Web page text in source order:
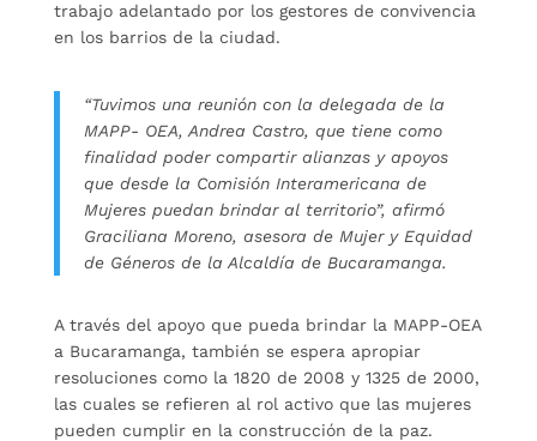
trabajo adelantado por los gestores de convivencia
en los barrios de la ciudad.
“Tuvimos una reunión con la delegada de la
MAPP- OEA, Andrea Castro, que tiene como
finalidad poder compartir alianzas y apoyos
que desde la Comisión Interamericana de
Mujeres puedan brindar al territorio”, afirmó
Graciliana Moreno, asesora de Mujer y Equidad
de Géneros de la Alcaldía de Bucaramanga.
A través del apoyo que pueda brindar la MAPP-OEA
a Bucaramanga, también se espera apropiar
resoluciones como la 1820 de 2008 y 1325 de 2000,
las cuales se refieren al rol activo que las mujeres
pueden cumplir en la construcción de la paz.